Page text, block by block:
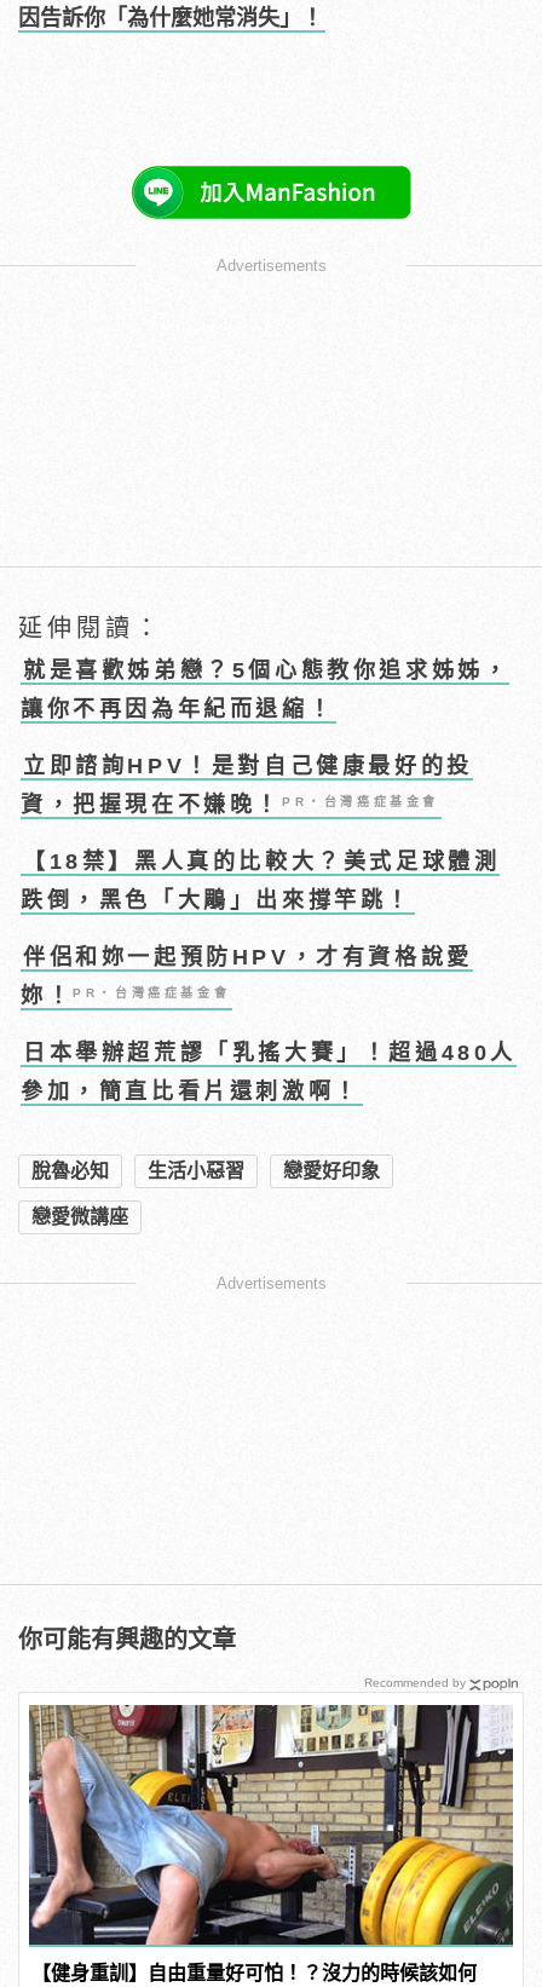
因告訴你「為什麼她常消失」！
Advertisements
延伸閱讀：
就是喜歡姊弟戀？5個心態教你追求姊姊，
讓你不再因為年紀而退縮！
立即諮詢HPV！是對自己健康最好的投
資，把握現在不嫌晚！PR・台灣癌症基金會
【18禁】黑人真的比較大？美式足球體測
跌倒，黑色「大鵰」出來撐竿跳！
伴侶和妳一起預防HPV，才有資格說愛
妳！PR・台灣癌症基金會
日本舉辦超荒謬「乳搖大賽」！超過480人
參加，簡直比看片還刺激啊！
脫魯必知 生活小惡習 戀愛好印象
戀愛微講座
Advertisements
你可能有興趣的文章
【健身重訓】自由重量好可怕！？沒力的時候該如何
Recommended by